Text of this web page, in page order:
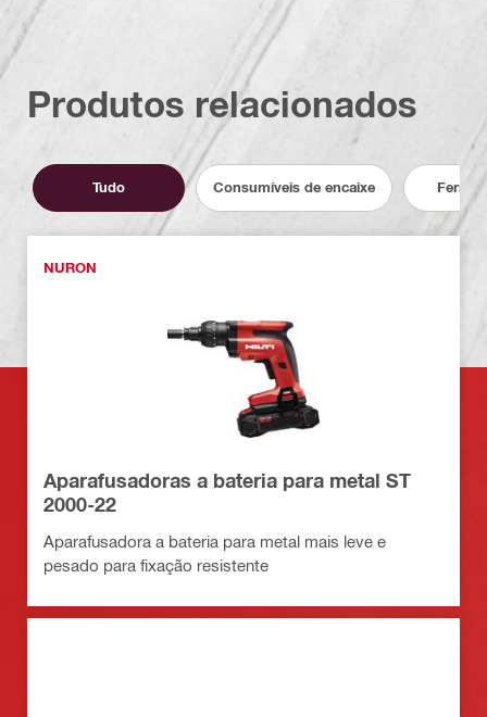
Produtos relacionados
Tudo Consumíveis de encaixe
NURON
Aparafusadoras a bateria para metal ST
2000-22
Aparafusadora a bateria para metal mais leve e
pesado para fixação resistente